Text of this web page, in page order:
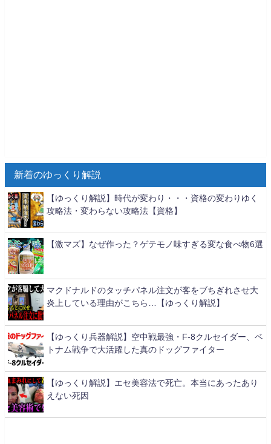
新着のゆっくり解説
【ゆっくり解説】時代が変わり・・・資格の変わりゆく
攻略法・変わらない攻略法【資格】
【激マズ】なぜ作った？ゲテモノ味すぎる変な食べ物6選
マクドナルドのタッチパネル注文が客をブちぎれさせ大
炎上している理由がこちら…【ゆっくり解説】
【ゆっくり兵器解説】空中戦最強・F-8クルセイダー、ベ
トナム戦争で大活躍した真のドッグファイター
【ゆっくり解説】エセ美容法で死亡。本当にあったあり
えない死因